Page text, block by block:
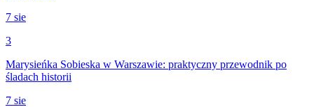
7 sie
3
Marysieńka Sobieska w Warszawie: praktyczny przewodnik po
śladach historii
7 sie